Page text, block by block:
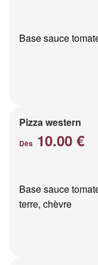
Base sauce
Pizza western
Dès 10.00 €
Base sauce
terre, chèvre